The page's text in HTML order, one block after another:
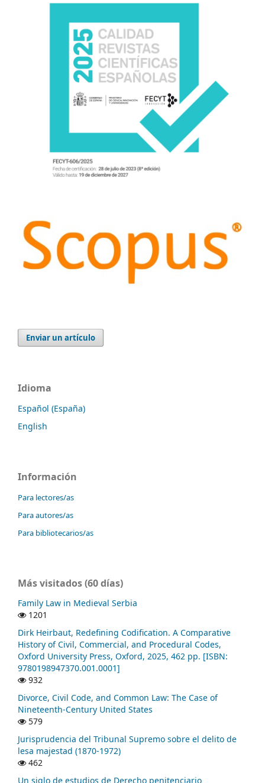
Enviar un artículo
Idioma
Español (España)
English
Información
Para lectores/as
Para autores/as
Para bibliotecarios/as
Más visitados (60 días)
Family Law in Medieval Serbia
1201
Dirk Heirbaut, Redefining Codification. A Comparative
History of Civil, Commercial, and Procedural Codes,
Oxford University Press, Oxford, 2025, 462 pp. [ISBN:
9780198947370.001.0001]
932
Divorce, Civil Code, and Common Law: The Case of
Nineteenth-Century United States
579
Jurisprudencia del Tribunal Supremo sobre el delito de
lesa majestad (1870-1972)
462
Un siglo de estudios de Derecho penitenciario